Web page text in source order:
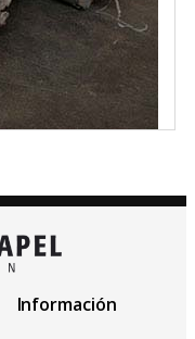
Información